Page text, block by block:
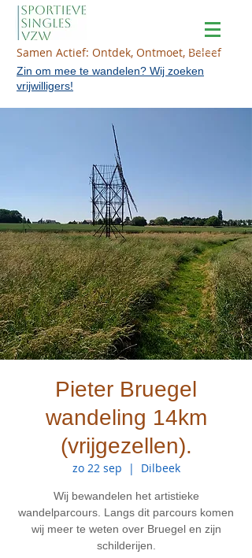
Samen Actief: Ontdek, Ontmoet, Beleef
Zin om mee te wandelen? Wij zoeken
vrijwilligers!
Pieter Bruegel
wandeling 14km
(vrijgezellen).
zo 22 sep
  |
Dilbeek
Wij bewandelen het artistieke
wandelparcours. Langs dit parcours komen
wij meer te weten over Bruegel en zijn
schilderijen.